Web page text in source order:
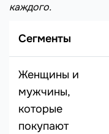
каждого.
Сегменты
Женщины и
мужчины,
которые
покупают